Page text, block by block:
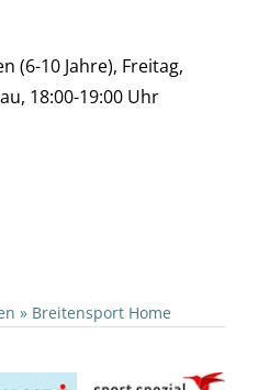
(6-10 Jahre), Freitag,
18:00-19:00 Uhr
» Breitensport Home